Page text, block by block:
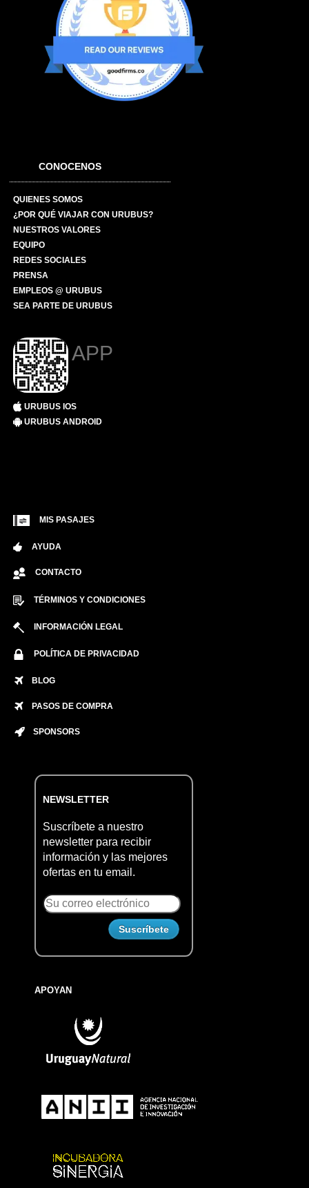
CONOCENOS
QUIENES SOMOS
¿POR QUÉ VIAJAR CON URUBUS?
NUESTROS VALORES
EQUIPO
REDES SOCIALES
PRENSA
EMPLEOS @ URUBUS
SEA PARTE DE URUBUS
APP
URUBUS IOS
URUBUS ANDROID
MIS PASAJES
AYUDA
CONTACTO
TÉRMINOS Y CONDICIONES
INFORMACIÓN LEGAL
POLÍTICA DE PRIVACIDAD
BLOG
PASOS DE COMPRA
SPONSORS
NEWSLETTER
Suscríbete a nuestro
newsletter para recibir
información y las mejores
ofertas en tu email.
APOYAN